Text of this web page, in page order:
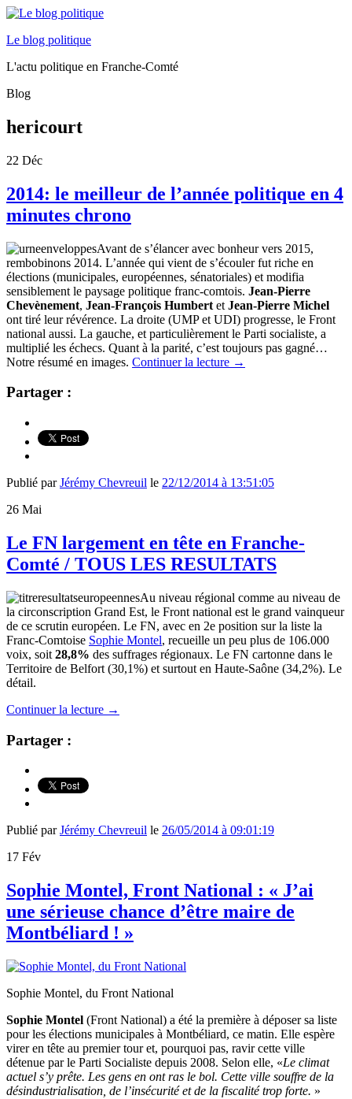
Le blog politique
L'actu politique en Franche-Comté
Blog
hericourt
22 Déc
2014: le meilleur de l’année politique en 4
minutes chrono
Avant de s’élancer avec bonheur vers 2015,
rembobinons 2014. L’année qui vient de s’écouler fut riche en
élections (municipales, européennes, sénatoriales) et modifia
sensiblement le paysage politique franc-comtois. Jean-Pierre
Chevènement, Jean-François Humbert et Jean-Pierre Michel
ont tiré leur révérence. La droite (UMP et UDI) progresse, le Front
national aussi. La gauche, et particulièrement le Parti socialiste, a
multiplié les échecs. Quant à la parité, c’est toujours pas gagné…
Notre résumé en images. Continuer la lecture →
Partager :
Publié parJérémy Chevreuil le 22/12/2014 à 13:51:05
26 Mai
Le FN largement en tête en Franche-
Comté / TOUS LES RESULTATS
Au niveau régional comme au niveau de
la circonscription Grand Est, le Front national est le grand vainqueur
de ce scrutin européen. Le FN, avec en 2e position sur la liste la
Franc-Comtoise Sophie Montel, recueille un peu plus de 106.000
voix, soit 28,8% des suffrages régionaux. Le FN cartonne dans le
Territoire de Belfort (30,1%) et surtout en Haute-Saône (34,2%). Le
détail.
Continuer la lecture →
Partager :
Publié parJérémy Chevreuil le 26/05/2014 à 09:01:19
17 Fév
Sophie Montel, Front National : « J’ai
une sérieuse chance d’être maire de
Montbéliard ! »
Sophie Montel, du Front National
Sophie Montel (Front National) a été la première à déposer sa liste
pour les élections municipales à Montbéliard, ce matin. Elle espère
virer en tête au premier tour et, pourquoi pas, ravir cette ville
détenue par le Parti Socialiste depuis 2008. Selon elle, «Le climat
actuel s’y prête. Les gens en ont ras le bol. Cette ville souffre de la
désindustrialisation, de l’insécurité et de la fiscalité trop forte. »